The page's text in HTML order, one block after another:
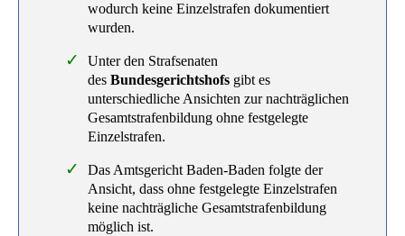
wodurch keine Einzelstrafen dokumentiert
wurden.
Unter den Strafsenaten
des Bundesgerichtshofsgibt es
unterschiedliche Ansichten zur nachträglichen
Gesamtstrafenbildung ohne festgelegte
Einzelstrafen.
Das Amtsgericht Baden-Baden folgte der
Ansicht, dass ohne festgelegte Einzelstrafen
keine nachträgliche Gesamtstrafenbildung
möglich ist.